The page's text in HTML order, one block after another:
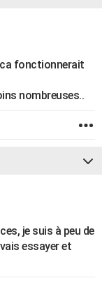
ca fonctionnerait
nombreuses..
je suis à peu de
essayer et